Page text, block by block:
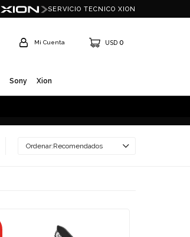
Sony Xion
USD 0
SERVICIO TECNICO XION
Recomendados